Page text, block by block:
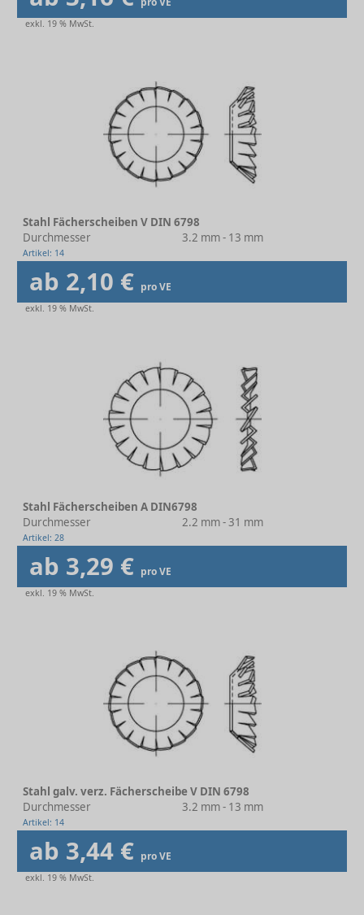
exkl. 19 % MwSt.
Stahl Fächerscheiben V DIN 6798
Durchmesser
3.2 mm - 13 mm
Artikel: 14
ab 2,10 € pro VE
exkl. 19 % MwSt.
Stahl Fächerscheiben A DIN6798
Durchmesser
2.2 mm - 31 mm
Artikel: 28
ab 3,29 € pro VE
exkl. 19 % MwSt.
Stahl galv. verz. Fächerscheibe V DIN 6798
Durchmesser
3.2 mm - 13 mm
Artikel: 14
ab 3,44 € pro VE
exkl. 19 % MwSt.